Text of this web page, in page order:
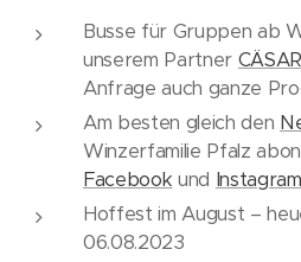
Busse für Gruppen ab
unserem Partner CÄSAR
Anfrage auch ganze
Am besten gleich den
Winzerfamilie Pfalz
Facebook und Instagram
Hoffest im August –
06.08.2023